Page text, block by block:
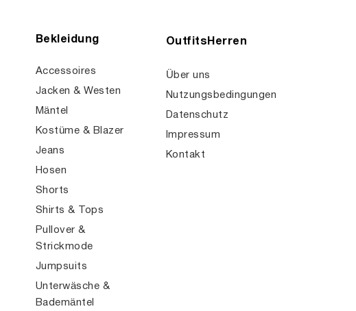
Bekleidung
Accessoires
Jacken & Westen
Mäntel
Kostüme & Blazer
Jeans
Hosen
Shorts
Shirts & Tops
Pullover &
Strickmode
Jumpsuits
Unterwäsche &
Bademäntel
OutfitsHerren
Über uns
Nutzungsbedingungen
Datenschutz
Impressum
Kontakt